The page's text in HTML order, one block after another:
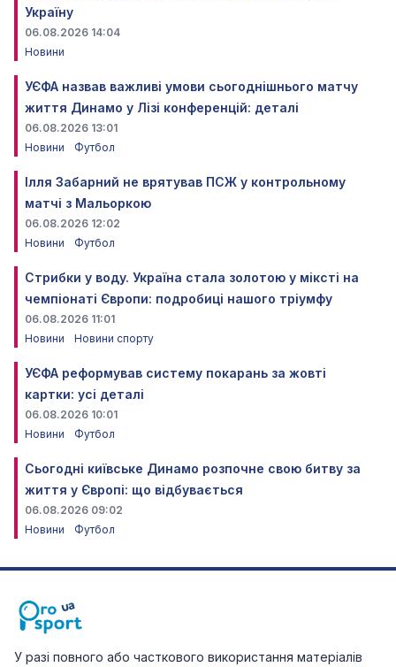
Україну
06.08.2026 14:04
Новини
УЄФА назвав важливі умови сьогоднішнього матчу
життя Динамо у Лізі конференцій: деталі
06.08.2026 13:01
Новини
Футбол
Ілля Забарний не врятував ПСЖ у контрольному
матчі з Мальоркою
06.08.2026 12:02
Новини
Футбол
Стрибки у воду. Україна стала золотою у міксті на
чемпіонаті Європи: подробиці нашого тріумфу
06.08.2026 11:01
Новини
Новини спорту
УЄФА реформував систему покарань за жовті
картки: усі деталі
06.08.2026 10:01
Новини
Футбол
Сьогодні київське Динамо розпочне свою битву за
життя у Європі: що відбувається
06.08.2026 09:02
Новини
Футбол
У разі повного або часткового використання матеріалів